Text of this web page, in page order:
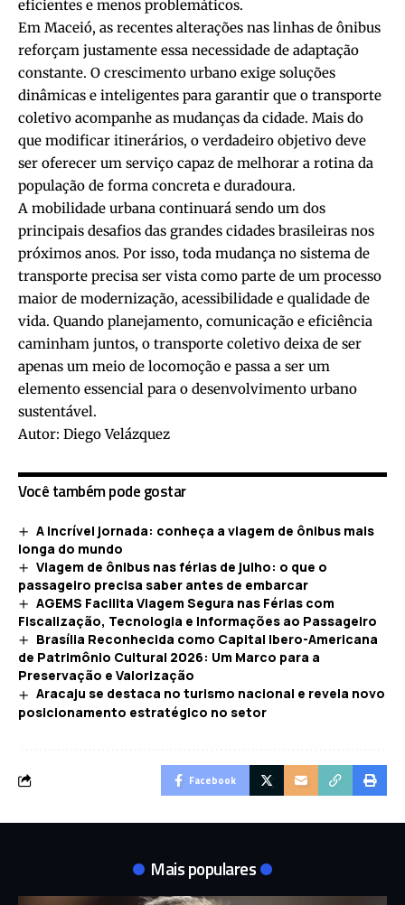
eficientes e menos problemáticos.
Em Maceió, as recentes alterações nas linhas de ônibus
reforçam justamente essa necessidade de adaptação
constante. O crescimento urbano exige soluções
dinâmicas e inteligentes para garantir que o transporte
coletivo acompanhe as mudanças da cidade. Mais do
que modificar itinerários, o verdadeiro objetivo deve
ser oferecer um serviço capaz de melhorar a rotina da
população de forma concreta e duradoura.
A mobilidade urbana continuará sendo um dos
principais desafios das grandes cidades brasileiras nos
próximos anos. Por isso, toda mudança no sistema de
transporte precisa ser vista como parte de um processo
maior de modernização, acessibilidade e qualidade de
vida. Quando planejamento, comunicação e eficiência
caminham juntos, o transporte coletivo deixa de ser
apenas um meio de locomoção e passa a ser um
elemento essencial para o desenvolvimento urbano
sustentável.
Autor: Diego Velázquez
Você também pode gostar
A incrível jornada: conheça a viagem de ônibus mais
longa do mundo
Viagem de ônibus nas férias de julho: o que o
passageiro precisa saber antes de embarcar
AGEMS Facilita Viagem Segura nas Férias com
Fiscalização, Tecnologia e Informações ao Passageiro
Brasília Reconhecida como Capital Ibero-Americana
de Patrimônio Cultural 2026: Um Marco para a
Preservação e Valorização
Aracaju se destaca no turismo nacional e revela novo
posicionamento estratégico no setor
Facebook
Mais populares